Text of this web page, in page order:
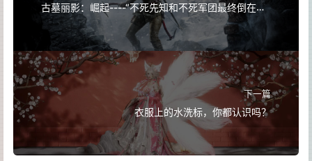
古墓丽影：崛起----“不死先知和不死军团最终倒在了
我的手下”
下一篇
衣服上的水洗标，你都认识吗？